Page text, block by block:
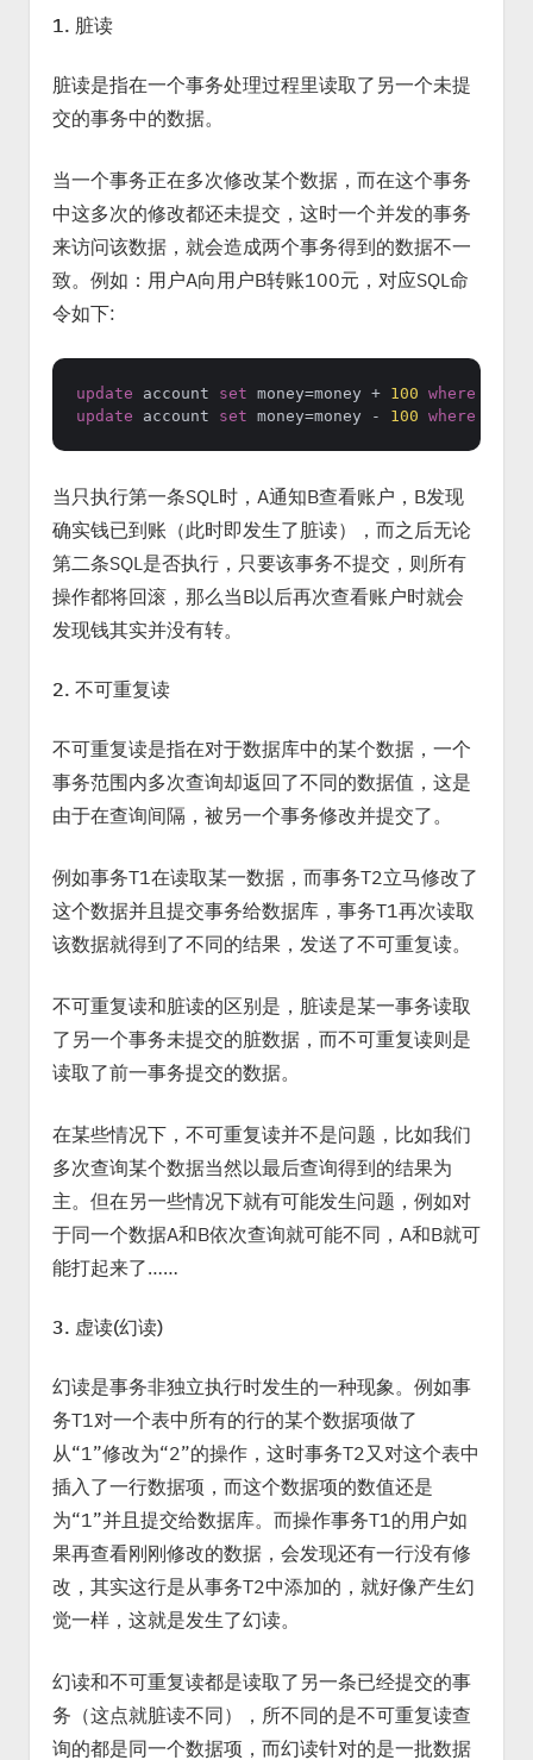
1. 脏读
脏读是指在一个事务处理过程里读取了另一个未提
交的事务中的数据。
当一个事务正在多次修改某个数据，而在这个事务
中这多次的修改都还未提交，这时一个并发的事务
来访问该数据，就会造成两个事务得到的数据不一
致。例如：用户A向用户B转账100元，对应SQL命
令如下:
update account set money=money + 100 where
update account set money=money - 100 where
当只执行第一条SQL时，A通知B查看账户，B发现
确实钱已到账（此时即发生了脏读），而之后无论
第二条SQL是否执行，只要该事务不提交，则所有
操作都将回滚，那么当B以后再次查看账户时就会
发现钱其实并没有转。
2. 不可重复读
不可重复读是指在对于数据库中的某个数据，一个
事务范围内多次查询却返回了不同的数据值，这是
由于在查询间隔，被另一个事务修改并提交了。
例如事务T1在读取某一数据，而事务T2立马修改了
这个数据并且提交事务给数据库，事务T1再次读取
该数据就得到了不同的结果，发送了不可重复读。
不可重复读和脏读的区别是，脏读是某一事务读取
了另一个事务未提交的脏数据，而不可重复读则是
读取了前一事务提交的数据。
在某些情况下，不可重复读并不是问题，比如我们
多次查询某个数据当然以最后查询得到的结果为
主。但在另一些情况下就有可能发生问题，例如对
于同一个数据A和B依次查询就可能不同，A和B就可
能打起来了……
3. 虚读(幻读)
幻读是事务非独立执行时发生的一种现象。例如事
务T1对一个表中所有的行的某个数据项做了
从“1”修改为“2”的操作，这时事务T2又对这个表中
插入了一行数据项，而这个数据项的数值还是
为“1”并且提交给数据库。而操作事务T1的用户如
果再查看刚刚修改的数据，会发现还有一行没有修
改，其实这行是从事务T2中添加的，就好像产生幻
觉一样，这就是发生了幻读。
幻读和不可重复读都是读取了另一条已经提交的事
务（这点就脏读不同），所不同的是不可重复读查
询的都是同一个数据项，而幻读针对的是一批数据